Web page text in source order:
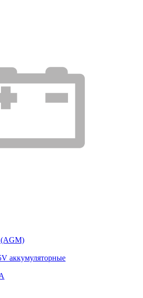
аккумуляторные